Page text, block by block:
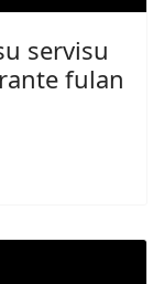
servisu
fulan